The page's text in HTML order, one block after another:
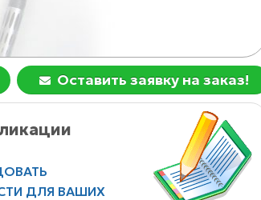
Оставить заявку на заказ!
ДЛЯ ВАШИХ